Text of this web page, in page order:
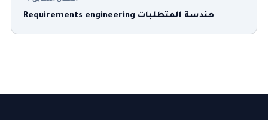
هندسة المتطلبات Requirements engineering